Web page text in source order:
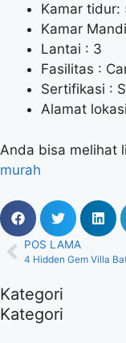
Kamar tidur:
Kamar
Lantai : 3
Fasilitas :
Sertifikasi :
Alamat
Anda bisa melihat
murah
POS LAMA
4 Hidden Gem Villa
Kategori
Kategori